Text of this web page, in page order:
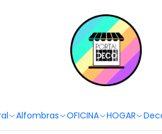
Alfombras OFICINA HOGAR
Necesitas ayuda? Escríbenos!